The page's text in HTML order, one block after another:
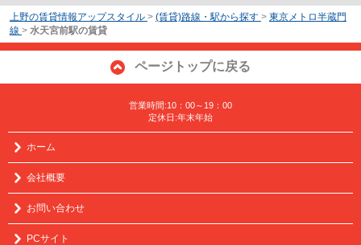
上野の賃貸情報アップスタイル > (賃貸)路線・駅から探す > 東京メトロ半蔵門
線 > 水天宮前駅の賃貸
ページトップに戻る
営業時間:10：00～19：00
定休日:年末年始
ホーム
会社概要
お問い合わせ
PCサイト